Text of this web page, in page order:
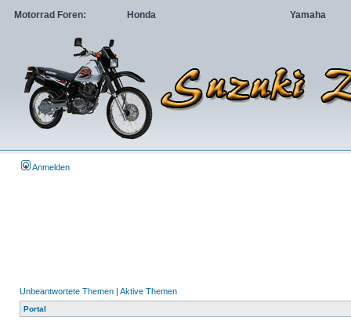
Motorrad Foren: Honda Yamaha
Anmelden
Unbeantwortete Themen | Aktive Themen
Portal